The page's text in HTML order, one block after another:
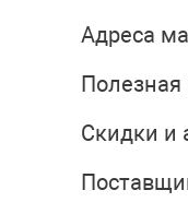
Адреса
Скидки и